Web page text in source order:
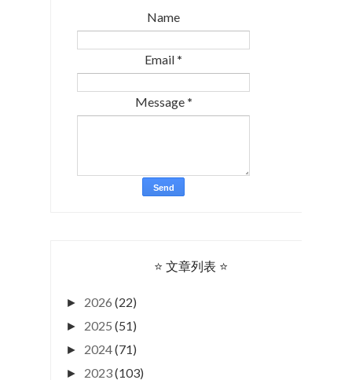
Name
Email *
Message *
⭐ 文章列表 ⭐
► 2026 (22)
► 2025 (51)
► 2024(71)
► 2023(103)